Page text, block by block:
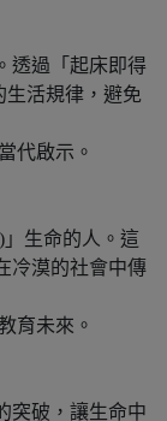
透過「起床即得
生活規律，避免
代啟示。
生命的人。這
冷漠的社會中傳
育未來。
突破，讓生命中